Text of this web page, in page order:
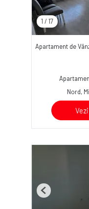
1 / 17
Apartament de
Nord,
Previous